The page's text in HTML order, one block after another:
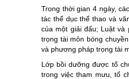
Trong thời gian 4 ngày,
tác thể dục thể thao và
của một giải đấu; Luật
trọng tài môn bóng
và phương pháp trọng tài
Lớp bồi dưỡng được tổ
trong việc tham mưu, tổ